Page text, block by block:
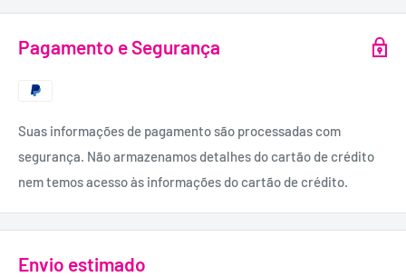
pode usar ou no duche ou banheira. Para mais informações de
19 cm de comprimento máximo e 6 cm de circunferência
Material:
Pagamento e Segurança
Suas informações de pagamento são processadas com
segurança. Não armazenamos detalhes do cartão de crédito
nem temos acesso às informações do cartão de crédito.
Envio estimado